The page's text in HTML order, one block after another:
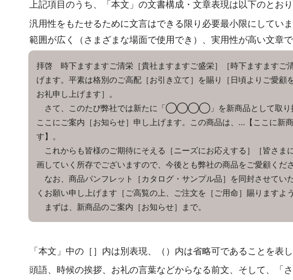
上記項目のうち、「本文」の文書構成・文章表現は以下のとおり
汎用性をもたせるために文言はできる限り必要最小限にしてい
範囲が広く（さまざまな場面で使用でき）、実用性が高い文章で
拝啓 時下ますますご清栄［貴社ますますご盛栄］［時下ますますご
げます。平素は格別のご高配［お引き立て］を賜り［日頃よりご愛顧
お礼申し上げます］。
さて、このたび弊社では新たに「◯◯◯◯」を新商品として取り扱
ここにご案内［お知らせ］申し上げます。この商品は、…【ここに新
す】。
これからも皆様のご期待にそえる［ニーズにお応えする］［皆さま
画していく所存でございますので、今後とも弊社の商品をご愛顧くだ
なお、商品パンフレット［カタログ・サンプル品］を同封させてい
くお願い申し上げます［ご高覧の上、ご注文を［ご用命］賜りますよ
まずは、新商品のご案内［お知らせ］まで。
「本文」中の［］内は別表現、（）内は省略可であることを表し
頭語、時候の挨拶、お礼の言葉などからなる前文、そして、「